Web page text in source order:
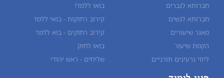
חברותא לגברים
חברותא לנשים
מאגר שיעורים
הקמת שיעור
ליווי גרעינים תורניים
בואו ללמד!
קירוב רחוקות - בואי ללמד
קירוב רחוקים - בוא ללמד
בואו לחזק
שליחים - ראש יהודי